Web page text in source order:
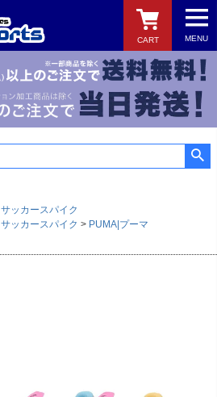
MENU
CART
検索
サッカースパイク
サッカースパイク
PUMA|プーマ